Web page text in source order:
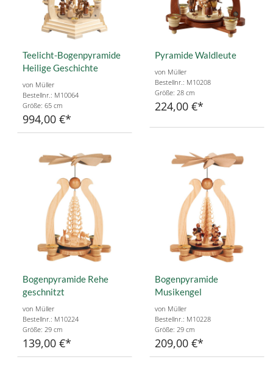
Teelicht-Bogenpyramide
Heilige Geschichte
von Müller
Bestellnr.: M10064
Größe: 65 cm
994,00 €
Pyramide Waldleute
von Müller
Bestellnr.: M10208
Größe: 28 cm
224,00 €
Bogenpyramide Rehe
geschnitzt
von Müller
Bestellnr.: M10224
Größe: 29 cm
139,00 €
Bogenpyramide
Musikengel
von Müller
Bestellnr.: M10228
Größe: 29 cm
209,00 €